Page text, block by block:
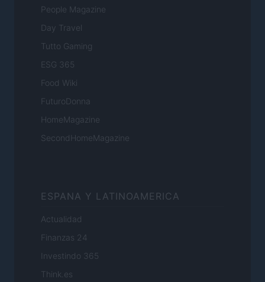
People Magazine
Day Travel
Tutto Gaming
ESG 365
Food Wiki
FuturoDonna
HomeMagazine
SecondHomeMagazine
ESPANA Y LATINOAMERICA
Actualidad
Finanzas 24
Investindo 365
Think.es